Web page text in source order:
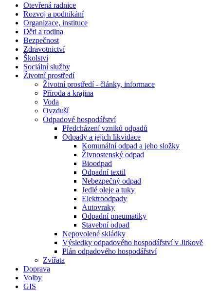
Otevřená radnice
Rozvoj a podnikání
Organizace, instituce
Děti a rodina
Bezpečnost
Zdravotnictví
Školství
Sociální služby
Životní prostředí
Životní prostředí - články, informace
Příroda a krajina
Voda
Ovzduší
Odpadové hospodářství
Předcházení vzniků odpadů
Odpady a jejich likvidace
Komunální odpad a jeho složky
Živnostenský odpad
Bioodpad
Odpadní textil
Nebezpečný odpad
Jedlé oleje a tuky
Elektroodpady
Autovraky
Odpadní pneumatiky
Stavební odpad
Nepovolené skládky
Výsledky odpadového hospodářství v Jirkově
Plán odpadového hospodářství
Zvířata
Doprava
Volby
GIS